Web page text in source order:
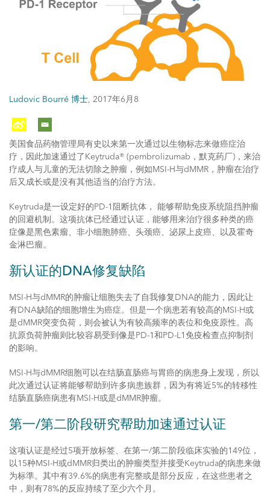
Ludovic Bourré 博士, 2017年6月8
美国食品药物管理局有史以来第一次通过以生物标志来做癌症治
疗，因此加速通过了Keytruda® (pembrolizumab，默克药厂)，来治
疗成人与儿童的无法切除之肿瘤，例如MSI-H与dMMR，肿瘤在治疗
后又成长或是没有其他适当的治疗方法。
Keytruda是一设定好的PD-1阻断抗体， 能够帮助免疫系统阻挡肿瘤
的回避机制。这项抗体已经通过认证，能够用来治疗很多种类的癌
症像是黑色素瘤、非小细胞肺癌、头颈癌、泌尿上皮癌、以及霍奇
金淋巴瘤。
新认证的DNA修复缺陷
MSI-H与dMMR的肿瘤让细胞失去了自我修复DNA的能力，因此让
有DNA缺陷的细胞增生为癌症。但是一个病患若有较高的MSI-H或
是dMMR突变负荷，则会被认为有较高频率的表位和免疫原性。高
抗原负荷肿瘤则比较容易受到像是PD-1和PD-L1免疫检查点抑制剂
的影响。
MSI-H与dMMR细胞可以在结肠直肠癌与胃癌的病患身上发现，所以
此次通过认证将能够帮助到许多病患族群，因为有将近5%的转移性
结肠直肠癌病患有MSI-H或是dMMR肿瘤。
第一/第二阶段研究帮助加速通过认证
这项认证是经过5项开放标签、在第一/第二阶段临床实验的149位，
以15种MSI-H或dMMR归类出的肿瘤类型并接受Keytruda的病患来做
为标準。其中有39.6%的病患有完整或是部分反应，在这些患者之
中，则有78%的反应持续了至少六个月。